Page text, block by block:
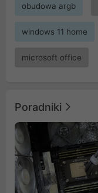
obudowa argb
windows 11 home
microsoft office
Poradniki